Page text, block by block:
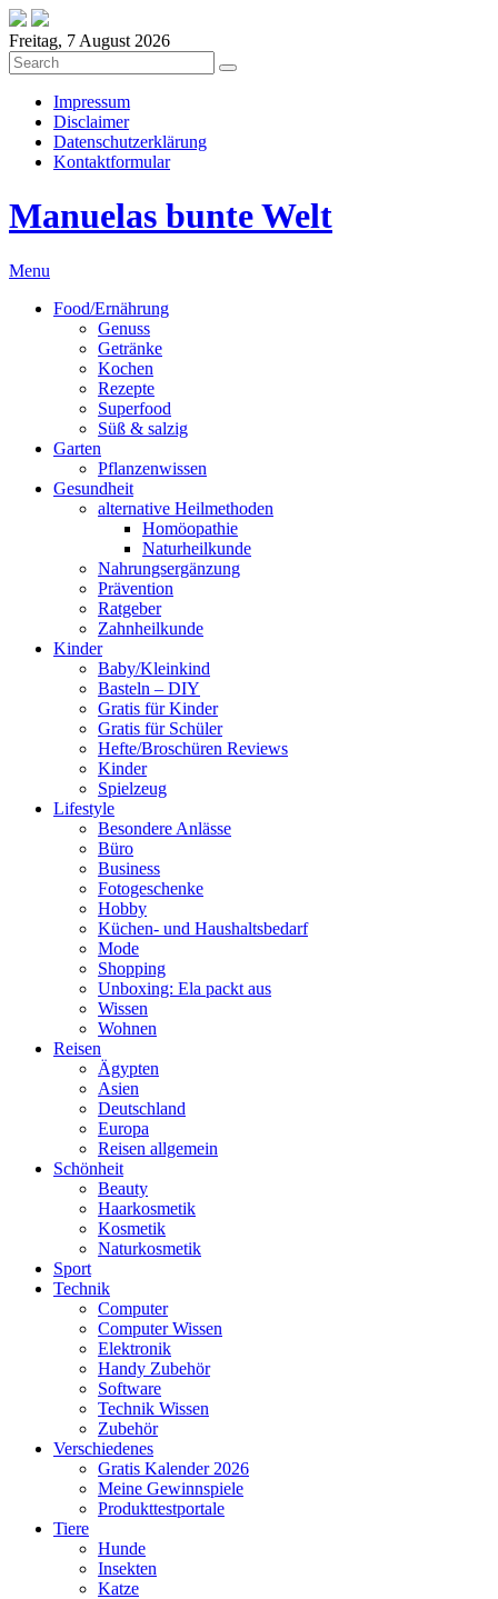
Freitag, 7 August 2026
Impressum
Disclaimer
Datenschutzerklärung
Kontaktformular
Manuelas bunte Welt
Menu
Food/Ernährung
Genuss
Getränke
Kochen
Rezepte
Superfood
Süß & salzig
Garten
Pflanzenwissen
Gesundheit
alternative Heilmethoden
Homöopathie
Naturheilkunde
Nahrungsergänzung
Prävention
Ratgeber
Zahnheilkunde
Kinder
Baby/Kleinkind
Basteln – DIY
Gratis für Kinder
Gratis für Schüler
Hefte/Broschüren Reviews
Kinder
Spielzeug
Lifestyle
Besondere Anlässe
Büro
Business
Fotogeschenke
Hobby
Küchen- und Haushaltsbedarf
Mode
Shopping
Unboxing: Ela packt aus
Wissen
Wohnen
Reisen
Ägypten
Asien
Deutschland
Europa
Reisen allgemein
Schönheit
Beauty
Haarkosmetik
Kosmetik
Naturkosmetik
Sport
Technik
Computer
Computer Wissen
Elektronik
Handy Zubehör
Software
Technik Wissen
Zubehör
Verschiedenes
Gratis Kalender 2026
Meine Gewinnspiele
Produkttestportale
Tiere
Hunde
Insekten
Katze